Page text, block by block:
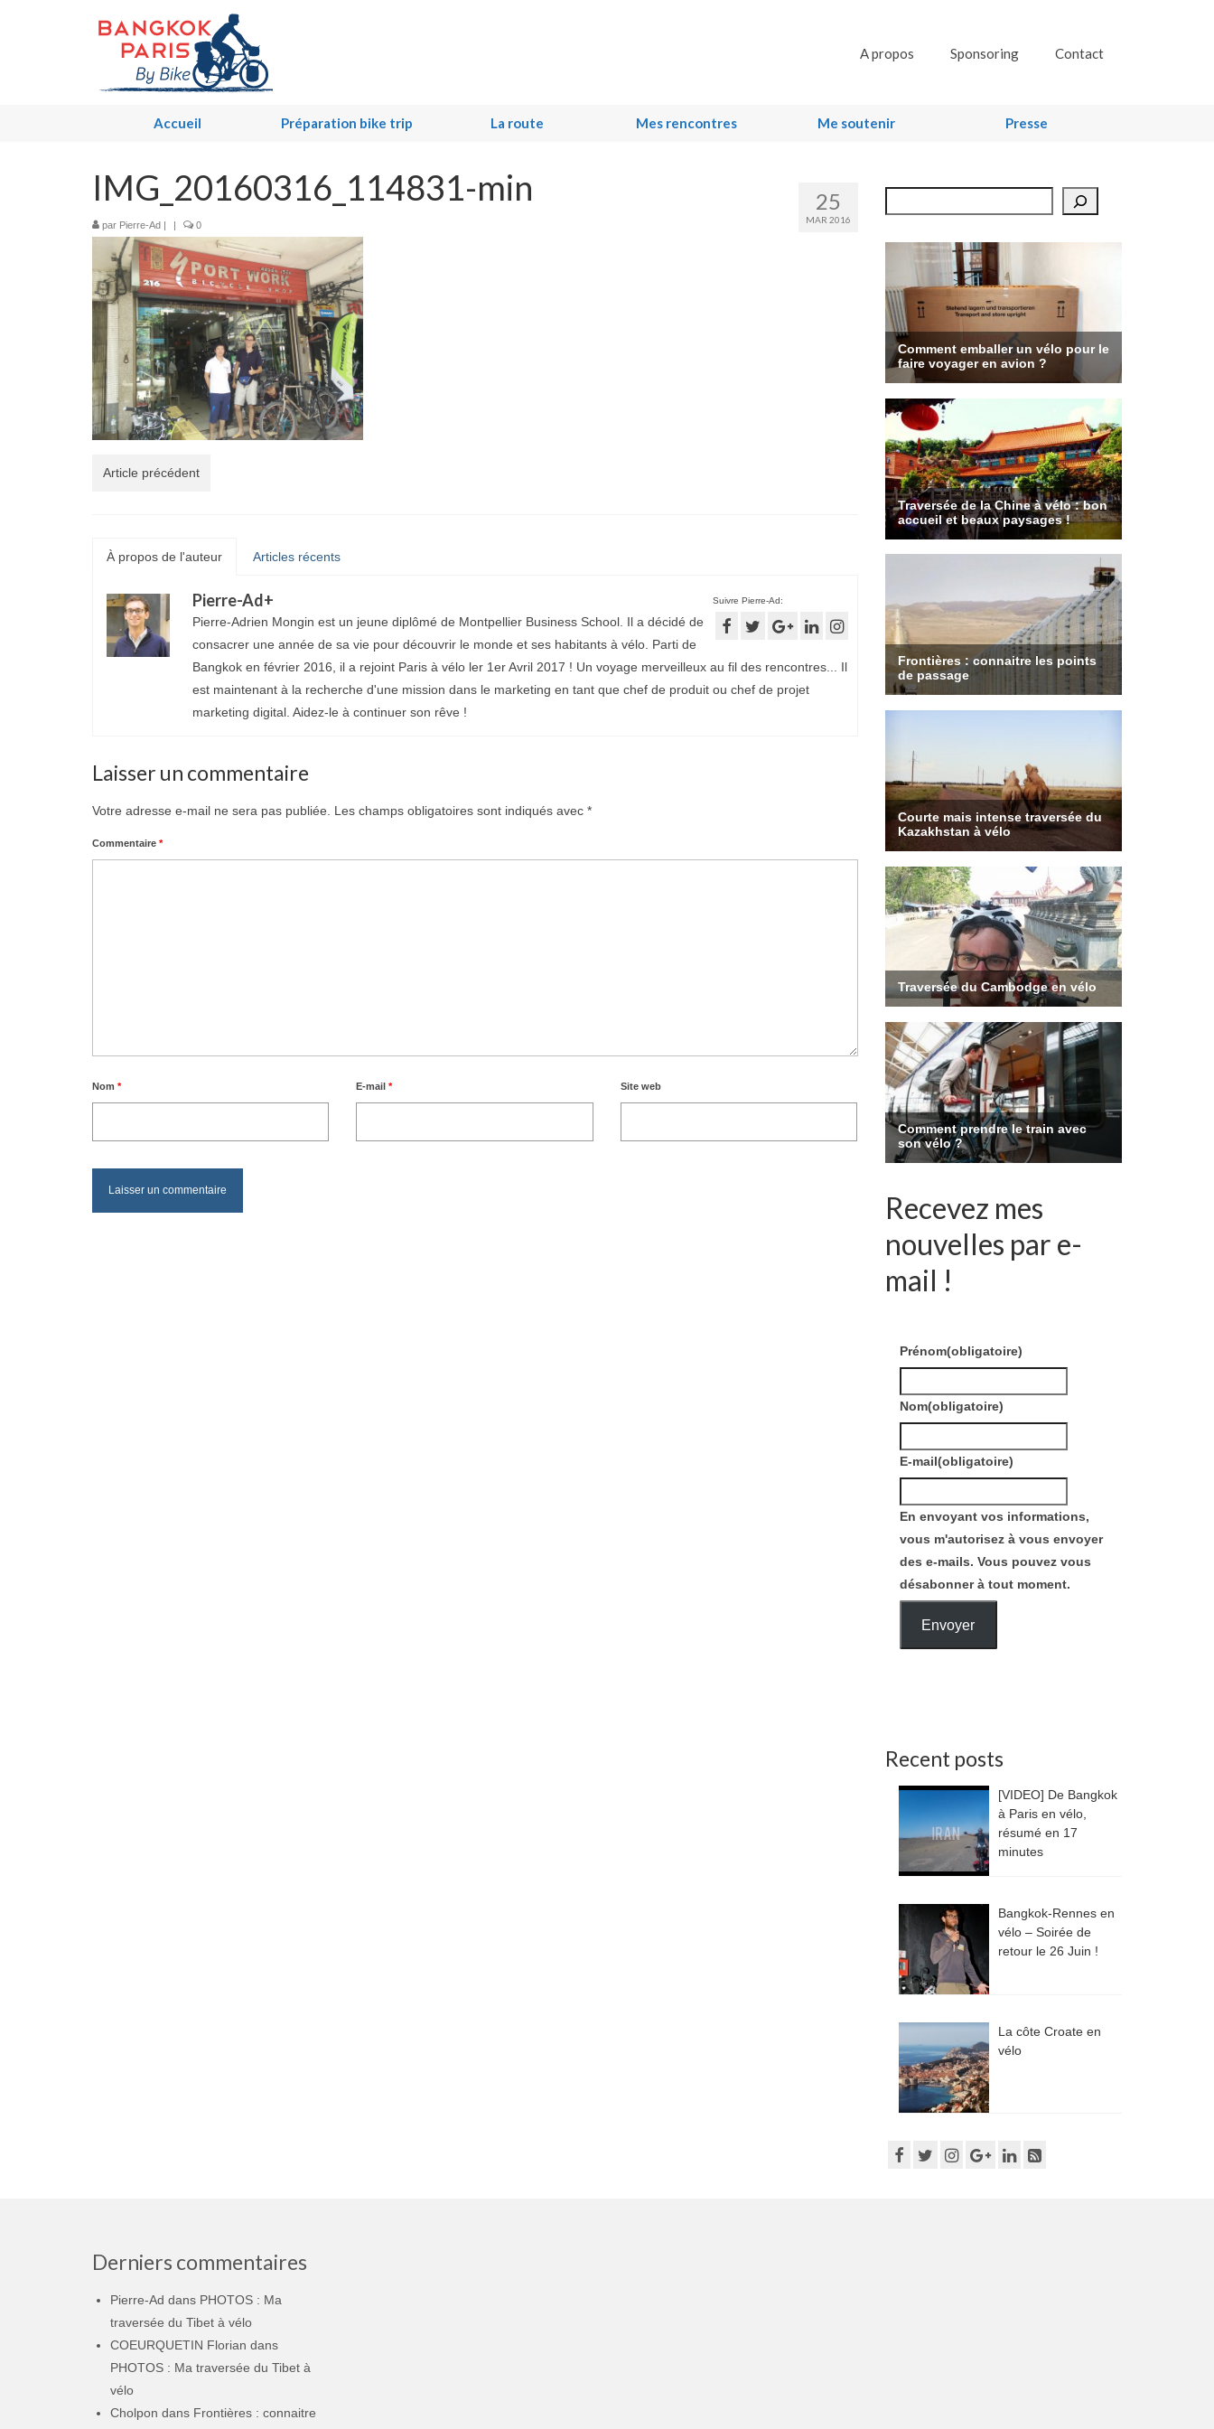
A propos Sponsoring Contact
Accueil Préparation bike trip La route Mes rencontres Me soutenir Presse
25
MAR 2016
IMG_20160316_114831-min
par Pierre-Ad | | 0
Article précédent
À propos de l'auteur Articles récents
Suivre Pierre-Ad:
Pierre-Ad+
Pierre-Adrien Mongin est un jeune diplômé de Montpellier Business School. Il a décidé de
consacrer une année de sa vie pour découvrir le monde et ses habitants à vélo. Parti de
Bangkok en février 2016, il a rejoint Paris à vélo ler 1er Avril 2017 ! Un voyage merveilleux au fil des rencontres... Il
est maintenant à la recherche d'une mission dans le marketing en tant que chef de produit ou chef de projet
marketing digital. Aidez-le à continuer son rêve !
Laisser un commentaire
Votre adresse e-mail ne sera pas publiée. Les champs obligatoires sont indiqués avec *
Commentaire *
Nom * E-mail* Site web
Recevez mes
nouvelles par e-
mail !
Prénom(obligatoire)
Nom(obligatoire)
E-mail(obligatoire)
En envoyant vos informations,
vous m'autorisez à vous envoyer
des e-mails. Vous pouvez vous
désabonner à tout moment.
Envoyer
Recent posts
[VIDEO] De Bangkok
à Paris en vélo,
résumé en 17
minutes
Bangkok-Rennes en
vélo – Soirée de
retour le 26 Juin !
La côte Croate en
vélo
Derniers commentaires
Pierre-Ad dans PHOTOS : Ma
traversée du Tibet à vélo
COEURQUETIN Florian dans
PHOTOS : Ma traversée du Tibet à
vélo
Cholpon dans Frontières : connaitre